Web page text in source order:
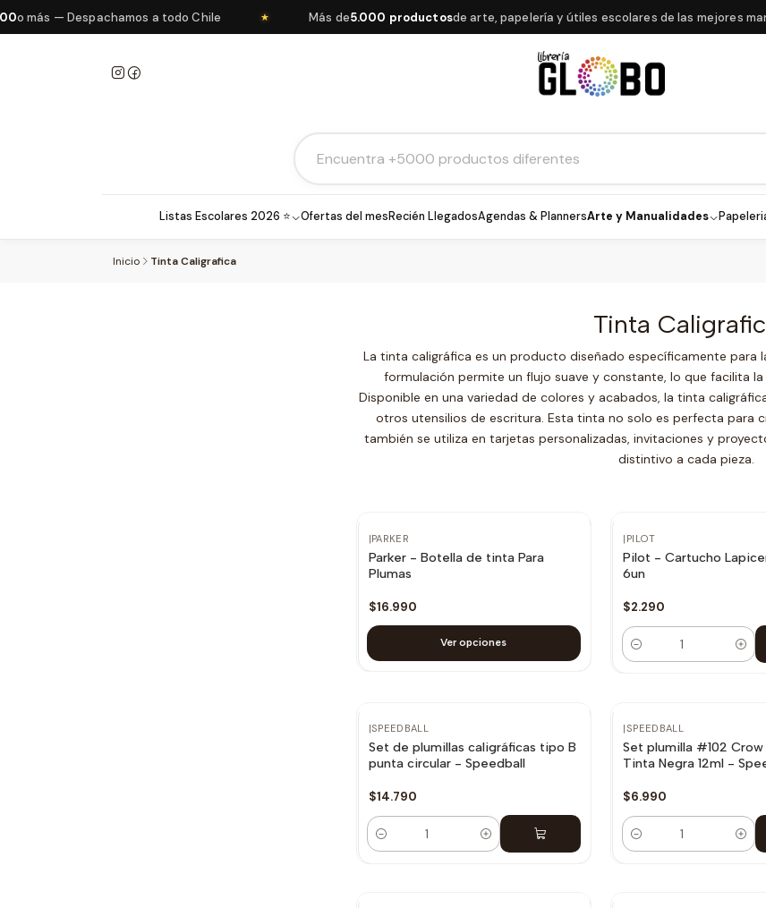
más — Despachamos a todo Chile Más de5.000 productosde arte, papelería y útiles escolares de las mejores
Listas Escolares 2026 ⭐ Ofertas del mesRecién LlegadosAgendas & PlannersArte y Manualidades
Inicio Tinta Caligrafica
Tinta
La tinta caligráfica es un producto diseñado específicamente para
formulación permite un flujo suave y constante, lo que facilita
Disponible en una variedad de colores y acabados, la tinta
otros utensilios de escritura. Esta tinta no solo es perfecta para
también se utiliza en tarjetas personalizadas, invitaciones y
distintivo a cada pieza.
|PARKER
Parker - Botella de tinta Para
Plumas
$16.990
Ver opciones
| PILOT
Pilot - Cartucho
6un
$2.290
Cantidad
|SPEEDBALL
Set de plumillas caligráficas tipo B
punta circular - Speedball
$14.790
Cantidad
|SPEEDBALL
Set plumilla #102 Crow
Tinta Negra 12ml -
$6.990
Cantidad